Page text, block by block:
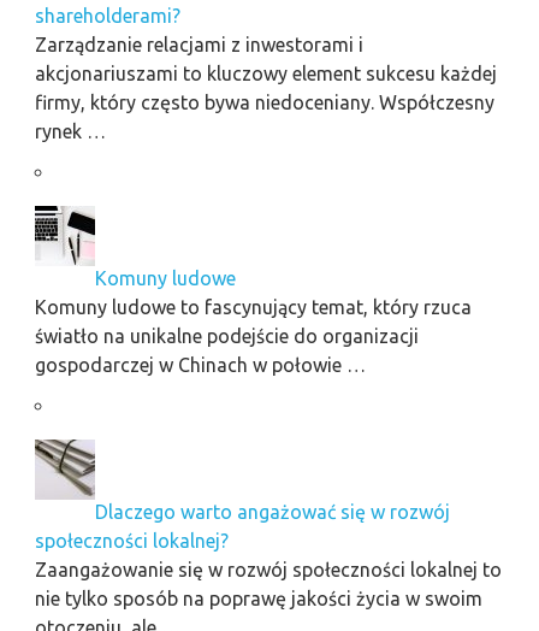
shareholderami?
Zarządzanie relacjami z inwestorami i
akcjonariuszami to kluczowy element sukcesu każdej
firmy, który często bywa niedoceniany. Współczesny
rynek …
Komuny ludowe
Komuny ludowe to fascynujący temat, który rzuca
światło na unikalne podejście do organizacji
gospodarczej w Chinach w połowie …
Dlaczego warto angażować się w rozwój
społeczności lokalnej?
Zaangażowanie się w rozwój społeczności lokalnej to
nie tylko sposób na poprawę jakości życia w swoim